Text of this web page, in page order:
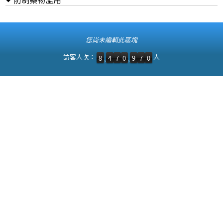
您尚未編輯此區塊
訪客人次：8,470,970 人
訪客人次： 8 , 4 7 0 , 9 7 0 人